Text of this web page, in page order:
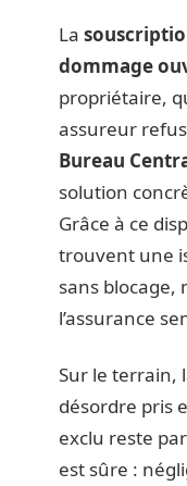
La
dommage
propriétaire,
assureur
Bureau
solution
Grâce à ce
trouvent une
sans blocage,
l’assurance
Sur le terrain,
désordre pris
exclu reste
est sûre :